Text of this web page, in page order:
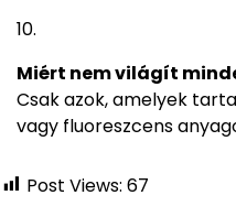
Miért nem világít
Csak azok, amelyek
vagy fluoreszcens
Post Views: 67